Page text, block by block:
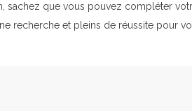
sachez que vous pouvez compléter
recherche et pleins de réussite pour